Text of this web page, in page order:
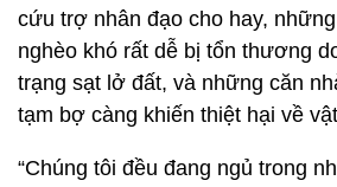
cứu trợ nhân đạo cho hay,
nghèo khó rất dễ bị tổn thương
trạng sạt lở đất, và những căn
tạm bợ càng khiến thiệt hại về
“Chúng tôi đều đang ngủ trong